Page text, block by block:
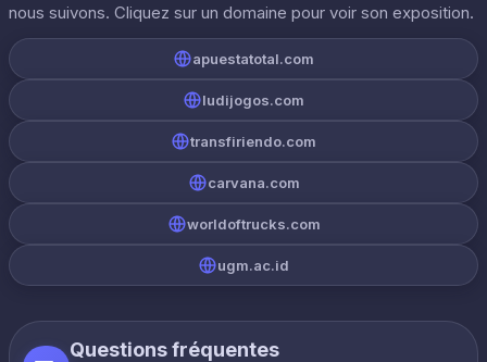
nous suivons. Cliquez sur un domaine pour voir son exposition.
apuestatotal.com
ludijogos.com
transfiriendo.com
carvana.com
worldoftrucks.com
ugm.ac.id
Questions fréquentes